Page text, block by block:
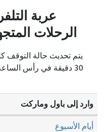
عربة
الرحلات
يتم تحديث حالة التوقف
30 دقيقة في رأس الساعة.
وارد إلى باول وماركت
أيام الأسبوع